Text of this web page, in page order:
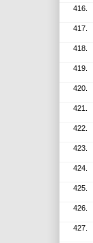
416.
417.
418.
419.
420.
421.
422.
423.
424.
425.
426.
427.